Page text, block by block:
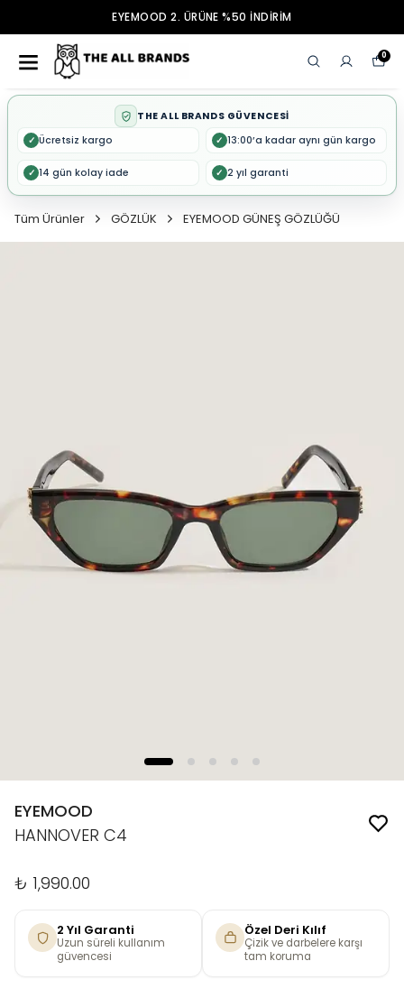
EYEMOOD 2. ÜRÜNE %50 İNDİRİM
0
THE ALL BRANDS GÜVENCESİ
✓ Ücretsiz kargo ✓ 13:00’a kadar aynı gün kargo
✓ 14 gün kolay iade ✓ 2 yıl garanti
Tüm Ürünler GÖZLÜK EYEMOOD GÜNEŞ GÖZLÜĞÜ
EYEMOOD
HANNOVER C4
₺ 1,990.00
2 Yıl Garanti
Uzun süreli kullanım
güvencesi
Özel Deri Kılıf
Çizik ve darbelere karşı
tam koruma